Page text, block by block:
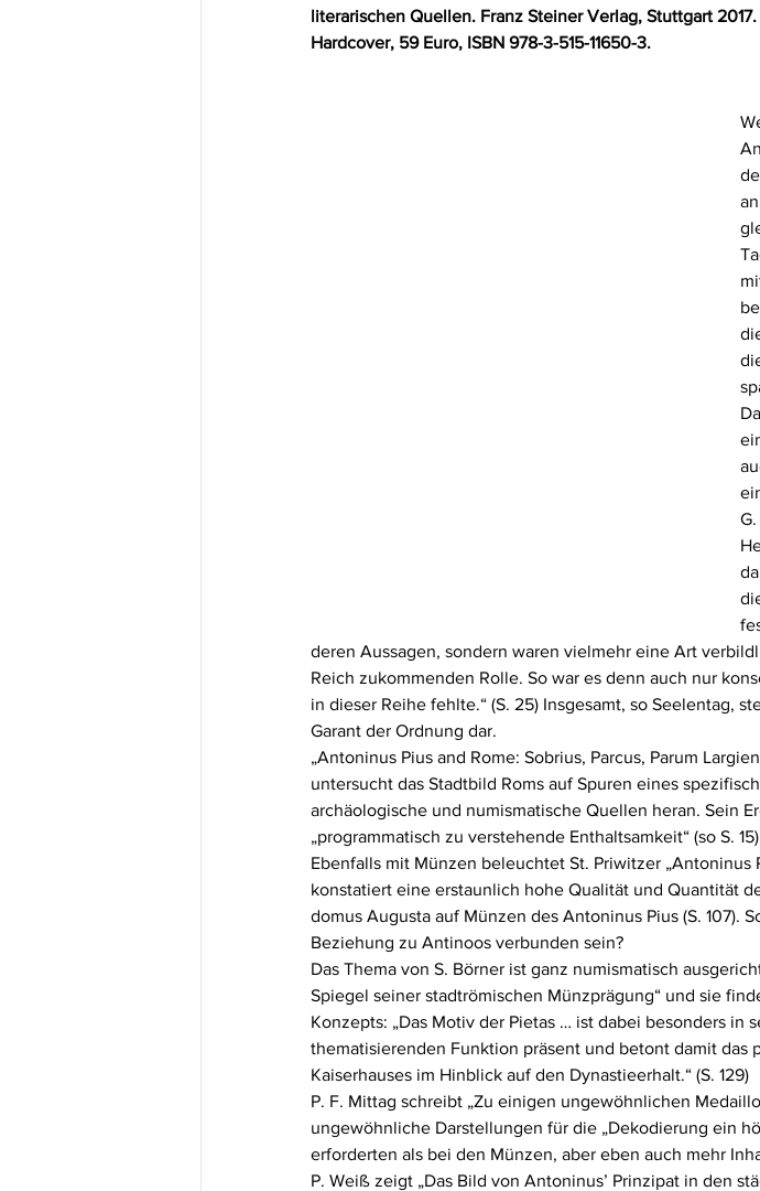
literarischen Quellen. Franz Steiner Verlag, Stuttgart
Hardcover, 59 Euro, ISBN 978-3-515-11650-3.
deren Aussagen, sondern waren vielmehr eine Art
Reich zukommenden Rolle. So war es denn auch nur
in dieser Reihe fehlte.“ (S. 25) Insgesamt, so Seelentag,
Garant der Ordnung dar.
„Antoninus Pius and Rome: Sobrius, Parcus, Parum
untersucht das Stadtbild Roms auf Spuren eines
archäologische und numismatische Quellen heran. Sein
„programmatisch zu verstehende Enthaltsamkeit“ (so S.
Ebenfalls mit Münzen beleuchtet St. Priwitzer „Antoninus
konstatiert eine erstaunlich hohe Qualität und Quantität
domus Augusta auf Münzen des Antoninus Pius (S. 107).
Beziehung zu Antinoos verbunden sein?
Das Thema von S. Börner ist ganz numismatisch
Spiegel seiner stadtrömischen Münzprägung“ und sie
Konzepts: „Das Motiv der Pietas … ist dabei besonders in
thematisierenden Funktion präsent und betont damit
Kaiserhauses im Hinblick auf den Dynastieerhalt.“ (S. 129)
P. F. Mittag schreibt „Zu einigen ungewöhnlichen
ungewöhnliche Darstellungen für die „Dekodierung ein
erforderten als bei den Münzen, aber eben auch mehr
P. Weiß zeigt „Das Bild von Antoninus’ Prinzipat in den